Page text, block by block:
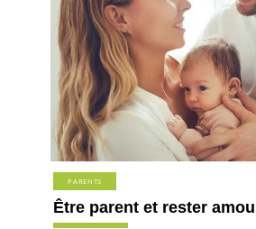
PARENTS
Être parent et rester